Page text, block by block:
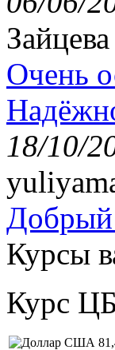
Зайцева
Очень
18/10/
Добрый
Курсы
Курс